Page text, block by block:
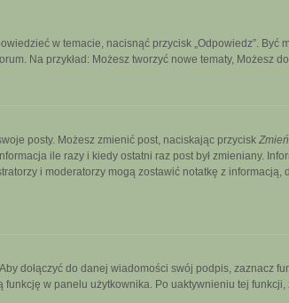
w temacie, nacisnąć przycisk „Odpowiedz”.
Na przykład: Możesz tworzyć nowe tematy, Możesz
posty. Możesz zmienić post, naciskając przycisk Zmień
ile razy i kiedy ostatni raz post był zmieniany.
i moderatorzy mogą zostawić notatkę z
dołączyć do danej wiadomości swój podpis, zaznacz
w panelu użytkownika. Po uaktywnieniu tej